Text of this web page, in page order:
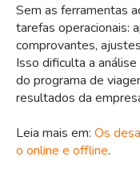
Sem as ferramentas
tarefas operacionais:
comprovantes,
Isso dificulta a
do programa de
resultados da
Leia mais em: Os
o online e offline.